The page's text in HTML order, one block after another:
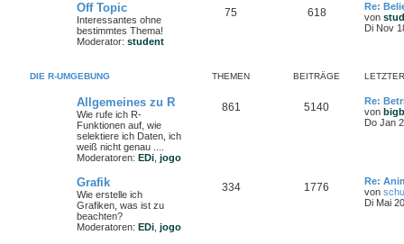
Off Topic
Interessantes ohne
bestimmtes Thema!
Moderator: student
75 618
Re:
von
Di Nov
DIE R-UMGEBUNG THEMEN BEITRÄGE
Allgemeines zu R
Wie rufe ich R-
Funktionen auf, wie
selektiere ich Daten, ich
weiß nicht genau ....
Moderatoren: EDi jogo
861 5140
Re:
von
Do Jan
Grafik
Wie erstelle ich
Grafiken, was ist zu
beachten?
Moderatoren: EDi jogo
334 1776
Re:
von
Di Mai